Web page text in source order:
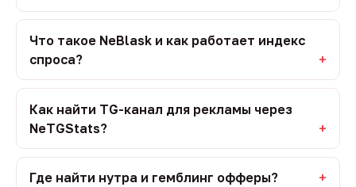
Что такое NeBlask и как работает индекс
спроса?
Как найти TG-канал для рекламы через
NeTGStats?
Где найти нутра и гемблинг офферы?